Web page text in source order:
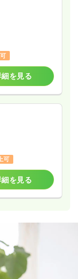
細を見る
可
細を見る